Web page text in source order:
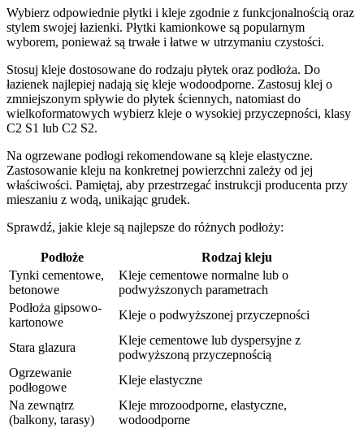
Wybierz odpowiednie płytki i kleje zgodnie z funkcjonalnością oraz
stylem swojej łazienki. Płytki kamionkowe są popularnym
wyborem, ponieważ są trwałe i łatwe w utrzymaniu czystości.
Stosuj kleje dostosowane do rodzaju płytek oraz podłoża. Do
łazienek najlepiej nadają się kleje wodoodporne. Zastosuj klej o
zmniejszonym spływie do płytek ściennych, natomiast do
wielkoformatowych wybierz kleje o wysokiej przyczepności, klasy
C2 S1 lub C2 S2.
Na ogrzewane podłogi rekomendowane są kleje elastyczne.
Zastosowanie kleju na konkretnej powierzchni zależy od jej
właściwości. Pamiętaj, aby przestrzegać instrukcji producenta przy
mieszaniu z wodą, unikając grudek.
Sprawdź, jakie kleje są najlepsze do różnych podłoży:
Podłoże
Rodzaj kleju
Tynki cementowe,
betonowe
Kleje cementowe normalne lub o
podwyższonych parametrach
Podłoża gipsowo-
kartonowe
Kleje o podwyższonej przyczepności
Stara glazura
Kleje cementowe lub dyspersyjne z
podwyższoną przyczepnością
Ogrzewanie
podłogowe
Kleje elastyczne
Na zewnątrz
(balkony, tarasy)
Kleje mrozoodporne, elastyczne,
wodoodporne